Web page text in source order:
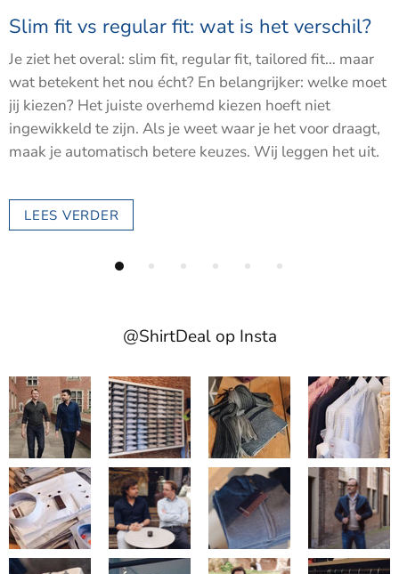
Slim fit vs regular fit: wat is het verschil?
Je ziet het overal: slim fit, regular fit, tailored fit… maar
wat betekent het nou écht? En belangrijker: welke moet
jij kiezen? Het juiste overhemd kiezen hoeft niet
ingewikkeld te zijn. Als je weet waar je het voor draagt,
maak je automatisch betere keuzes. Wij leggen het uit.
LEES VERDER
@ShirtDeal op Insta